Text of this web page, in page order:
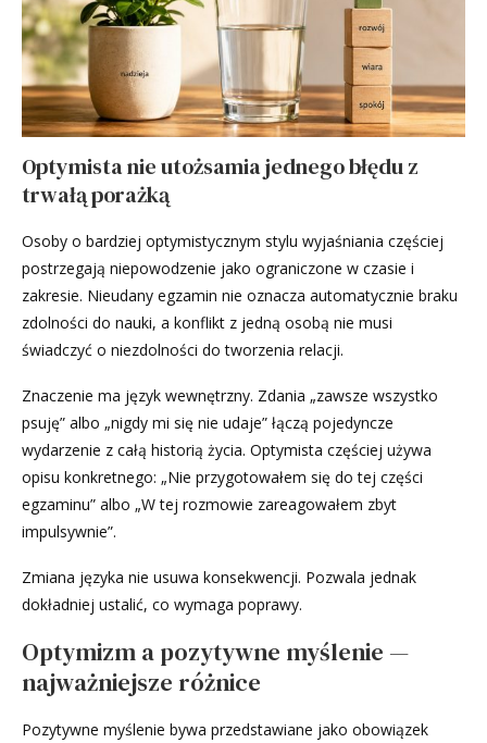
Optymista nie utożsamia jednego błędu z
trwałą porażką
Osoby o bardziej optymistycznym stylu wyjaśniania częściej
postrzegają niepowodzenie jako ograniczone w czasie i
zakresie. Nieudany egzamin nie oznacza automatycznie braku
zdolności do nauki, a konflikt z jedną osobą nie musi
świadczyć o niezdolności do tworzenia relacji.
Znaczenie ma język wewnętrzny. Zdania „zawsze wszystko
psuję” albo „nigdy mi się nie udaje” łączą pojedyncze
wydarzenie z całą historią życia. Optymista częściej używa
opisu konkretnego: „Nie przygotowałem się do tej części
egzaminu” albo „W tej rozmowie zareagowałem zbyt
impulsywnie”.
Zmiana języka nie usuwa konsekwencji. Pozwala jednak
dokładniej ustalić, co wymaga poprawy.
Optymizm a pozytywne myślenie —
najważniejsze różnice
Pozytywne myślenie bywa przedstawiane jako obowiązek